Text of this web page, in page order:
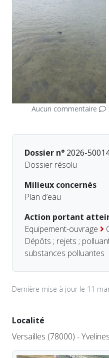
Aucun commentaire
Dossier n° 2026-
Dossier résolu
Milieux concernés
Plan d’eau
Action portant
Equipement-ouvrage
Dépôts ; rejets ;
substances polluantes
Dernière mise à jour le 11
Localité
Versailles (78000) -